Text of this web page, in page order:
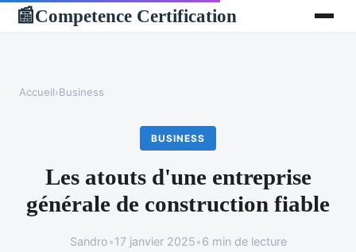
📰Competence Certification
Accueil›Business
BUSINESS
Les atouts d'une entreprise
générale de construction fiable
Sandro•17 janvier 2025•6 min de lecture